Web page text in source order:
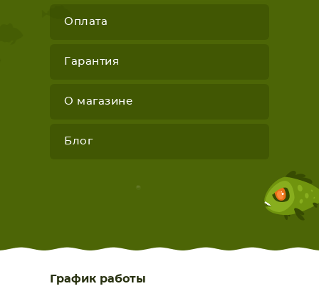
Оплата
Гарантия
О магазине
Блог
График работы